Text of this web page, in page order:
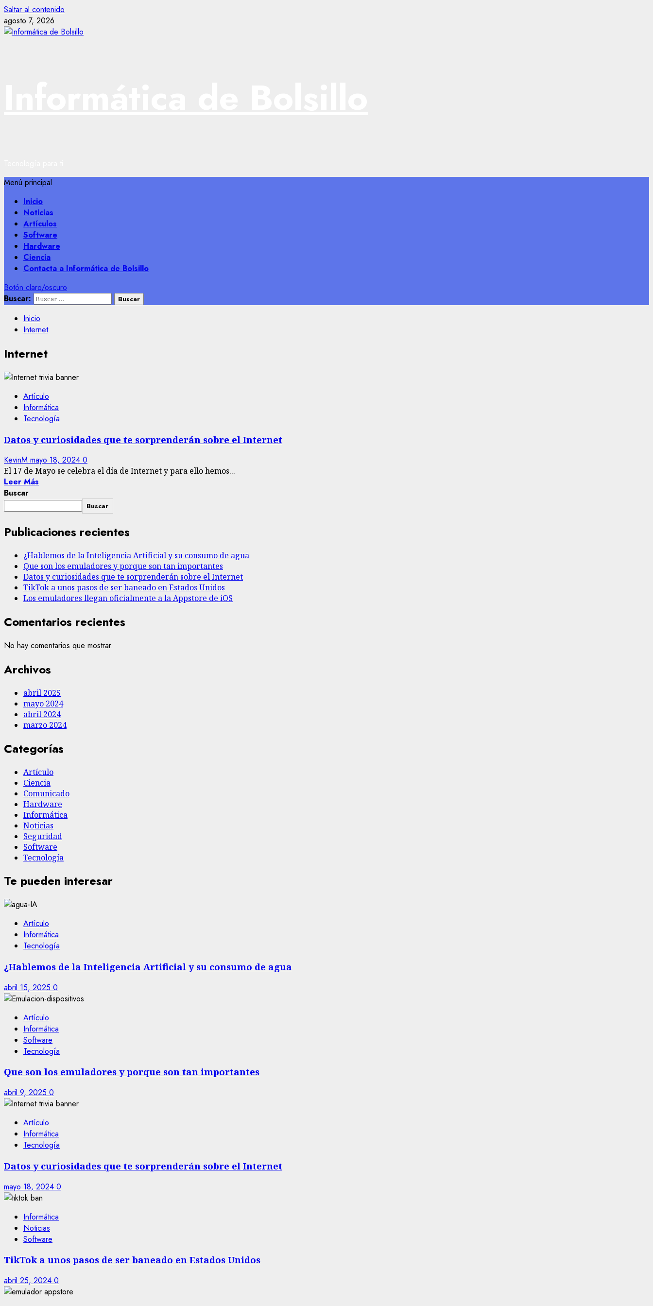
Saltar al contenido
agosto 7, 2026
Menú principal
Inicio
Noticias
Artículos
Software
Hardware
Ciencia
Contacta a Informática de Bolsillo
Botón claro/oscuro
Buscar:
Inicio
Internet
Internet
Artículo
Informática
Tecnología
Datos y curiosidades que te sorprenderán sobre el Internet
KevinM mayo 18, 2024 0
El 17 de Mayo se celebra el día de Internet y para ello hemos...
Leer Más
Buscar
Buscar
Publicaciones recientes
¿Hablemos de la Inteligencia Artificial y su consumo de agua
Que son los emuladores y porque son tan importantes
Datos y curiosidades que te sorprenderán sobre el Internet
TikTok a unos pasos de ser baneado en Estados Unidos
Los emuladores llegan oficialmente a la Appstore de iOS
Comentarios recientes
No hay comentarios que mostrar.
Archivos
abril 2025
mayo 2024
abril 2024
marzo 2024
Categorías
Artículo
Ciencia
Comunicado
Hardware
Informática
Noticias
Seguridad
Software
Tecnología
Te pueden interesar
Artículo
Informática
Tecnología
¿Hablemos de la Inteligencia Artificial y su consumo de agua
abril 15, 2025 0
Artículo
Informática
Software
Tecnología
Que son los emuladores y porque son tan importantes
abril 9, 2025 0
Artículo
Informática
Tecnología
Datos y curiosidades que te sorprenderán sobre el Internet
mayo 18, 2024 0
Informática
Noticias
Software
TikTok a unos pasos de ser baneado en Estados Unidos
abril 25, 2024 0